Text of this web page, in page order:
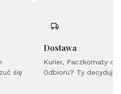
się
Dostawa
Kurier, Paczkomaty
Odbioru? Ty